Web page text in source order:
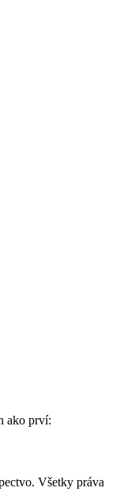
ako prví:
Všetky práva